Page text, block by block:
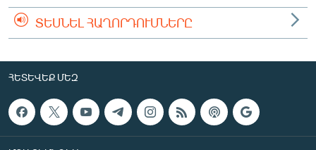
ՏԵՍՆԵԼ ՀԱՂՈՐԴՈՒՄՆԵՐԸ
ՀԵՏԵՎԵՔ ՄԵԶ